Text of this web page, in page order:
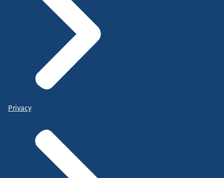
Privacy